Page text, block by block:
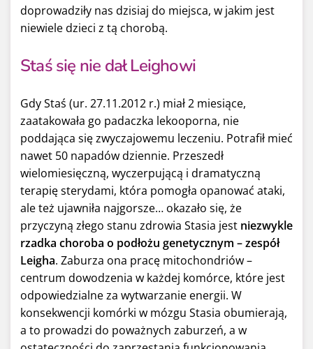
doprowadziły nas dzisiaj do miejsca, w jakim jest
niewiele dzieci z tą chorobą.
Staś się nie dał Leighowi
Gdy Staś (ur. 27.11.2012 r.) miał 2 miesiące,
zaatakowała go padaczka lekooporna, nie
poddająca się zwyczajowemu leczeniu. Potrafił mieć
nawet 50 napadów dziennie. Przeszedł
wielomiesięczną, wyczerpującą i dramatyczną
terapię sterydami, która pomogła opanować ataki,
ale też ujawniła najgorsze… okazało się, że
przyczyną złego stanu zdrowia Stasia jest niezwykle
rzadka choroba o podłożu genetycznym – zespół
Leigha. Zaburza ona pracę mitochondriów –
centrum dowodzenia w każdej komórce, które jest
odpowiedzialne za wytwarzanie energii. W
konsekwencji komórki w mózgu Stasia obumierają,
a to prowadzi do poważnych zaburzeń, a w